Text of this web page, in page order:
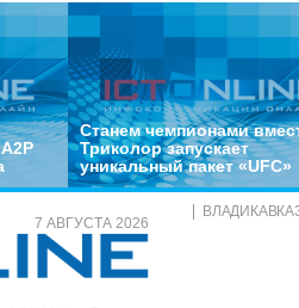
Станем чемпионами
Триколор запускает
уникальный пакет «UFC»
7 АВГУСТА 2026